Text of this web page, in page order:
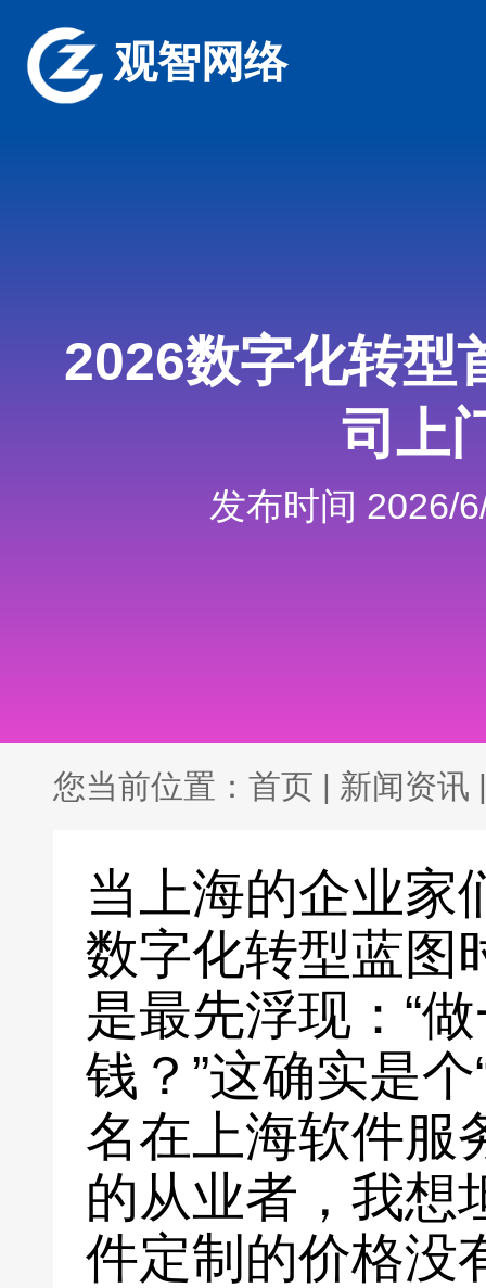
观智网络
2026数字化转型
司上
发布时间 2026/
您当前位置： 首页 | 新闻资讯 |
当上海的企业家
数字化转型蓝图
是最先浮现：“
钱？”这确实是
名在上海软件服
的从业者，我想
件定制的价格没